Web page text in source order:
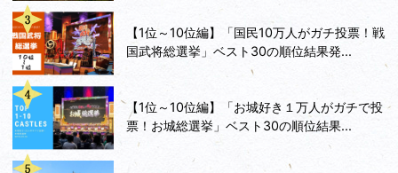
【1位～10位編】「国民10万人がガチ投票！戦
国武将総選挙」ベスト30の順位結果発...
【1位～10位編】「お城好き１万人がガチで投
票！お城総選挙」ベスト30の順位結果...